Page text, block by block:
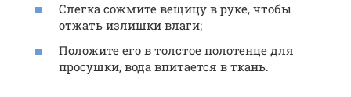
Слегка сожмите вещицу в руке, чтобы
отжать излишки влаги;
Положите его в толстое полотенце для
просушки, вода впитается в ткань.